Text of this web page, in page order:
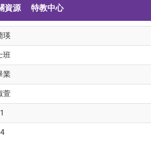
資源 特教中心
瑛
班
業
萱